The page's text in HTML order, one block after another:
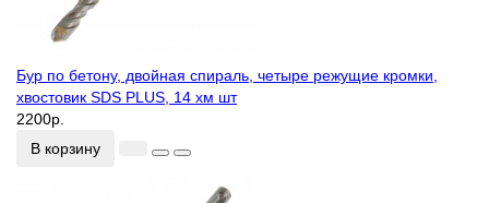
Бур по бетону, двойная спираль, четыре режущие кромки,
хвостовик SDS PLUS, 14 хм шт
2200р.
В корзину